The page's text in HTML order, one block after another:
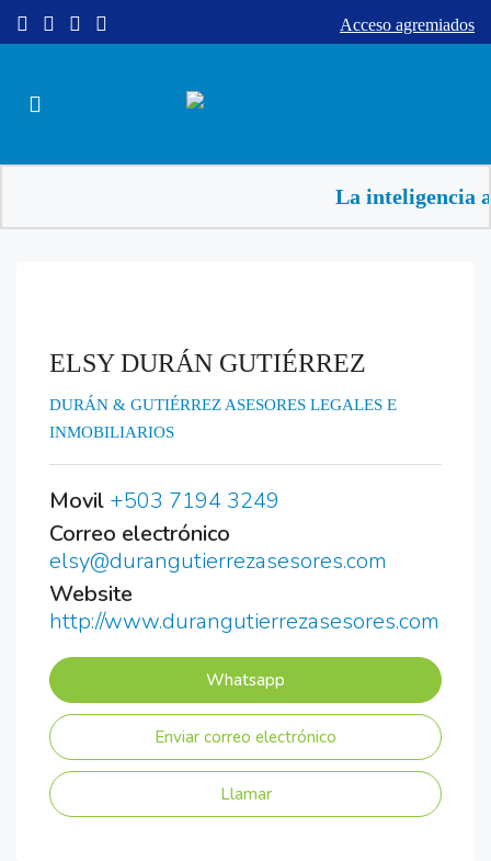
Acceso agremiados
La inteligencia
ELSY DURÁN GUTIÉRREZ
DURÁN & GUTIÉRREZ ASESORES LEGALES E
INMOBILIARIOS
Movil +503 7194 3249
Correo electrónico
elsy@durangutierrezasesores.com
Website
http://www.durangutierrezasesores.com
Whatsapp
Enviar correo electrónico
Llamar